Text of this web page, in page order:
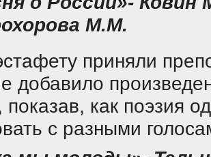
М.М.
приняли
добавило
показав, как поэзия
с разными